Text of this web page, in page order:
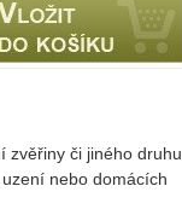
zvěřiny či jiného druhu
nebo domácích